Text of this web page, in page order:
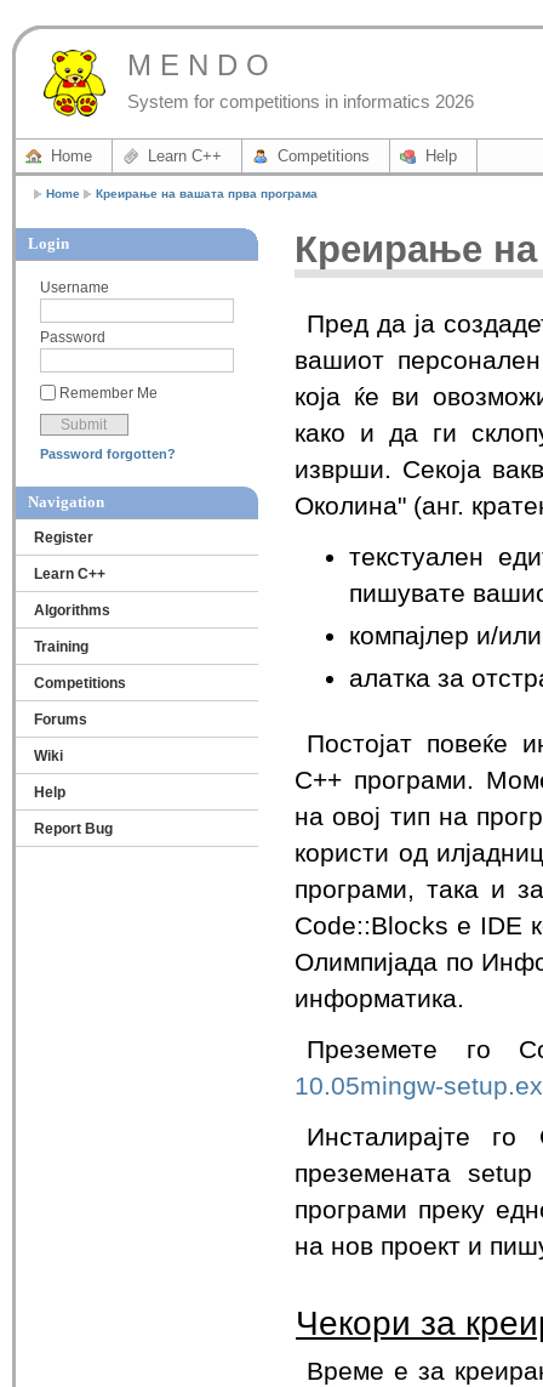
M E N D O
System for competitions in informatics 2026
Home Learn C++ Competitions Help
Home Креирање на вашата прва програма
Login
Username
Password
Remember Me
Password forgotten?
Navigation
Register
Learn C++
Algorithms
Training
Competitions
Forums
Wiki
Help
Report Bug
Креирање
Пред да ја
вашиот
која ќе ви
како и да ги
изврши. Секоја
Околина" (анг.
текстуален
пишувате
компајлер и/
алатка за
Постојат повеќе
C++ програми.
на овој тип на
користи од
програми, така и
Code::Blocks е IDE
Олимпијада по
информатика.
Преземете го
10.05mingw-
Инсталирајте
преземената
програми преку
на нов проект и
Чекори за
Време е за